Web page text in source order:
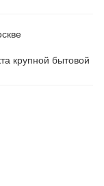
крупной бытовой